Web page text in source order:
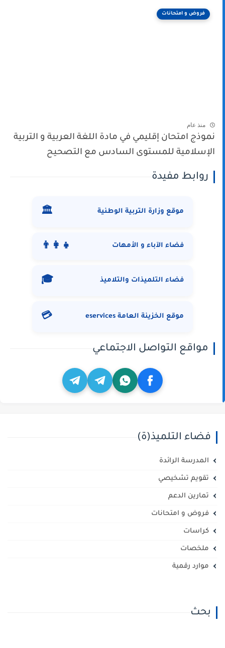
فروض و امتحانات
منذ عام
نموذج امتحان إقليمي في مادة اللغة العربية و التربية
الإسلامية للمستوى السادس مع التصحيح
روابط مفيدة
موقع وزارة التربية الوطنية 🏛️
فضاء الآباء و الأمهات 👨‍👩‍👧
فضاء التلميذات والتلاميذ 🎓
موقع الخزينة العامة eservices 💳
مواقع التواصل الاجتماعي
فضاء التلميذ(ة)
المدرسة الرائدة
تقويم تشخيصي
تمارين الدعم
فروض و امتحانات
كراسات
ملخصات
موارد رقمية
بحث